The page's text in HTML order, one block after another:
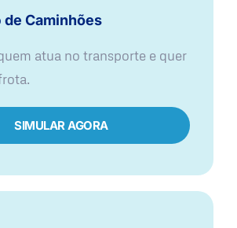
de Caminhões
atua no transporte e quer
SIMULAR AGORA